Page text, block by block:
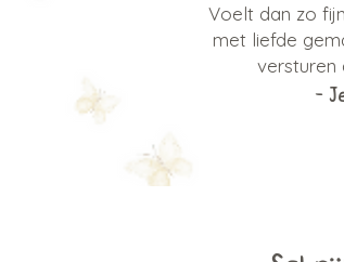
Voelt dan zo
met liefde
versturen
-